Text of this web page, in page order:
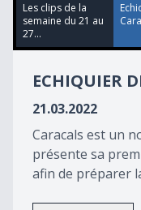
12
seconds
Les clips de la
semaine du 21 au
27...
ECHIQUIER
21.03.2022
Caracals est un
présente sa
afin de préparer